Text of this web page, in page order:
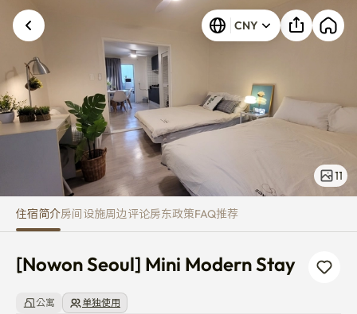
[Nowon Seoul] Mini Modern
CNY
11
住宿简介房间设施周边评论房东政策FAQ推荐
[Nowon Seoul] Mini Modern Stay
公寓 单独使用